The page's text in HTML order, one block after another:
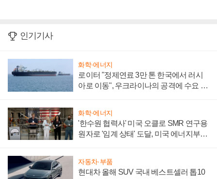
인기기사
화학·에너지
로이터 "정제연료 3만 톤 한국에서 러시
아로 이동", 우크라이나의 공격에 수요 늘
화학·에너지
'한수원 협력사' 미국 오클로 SMR 연구용
원자로 '임계 상태' 도달, 미국 에너지부
자동차·부품
현대차 올해 SUV 국내 베스트셀러 톱10